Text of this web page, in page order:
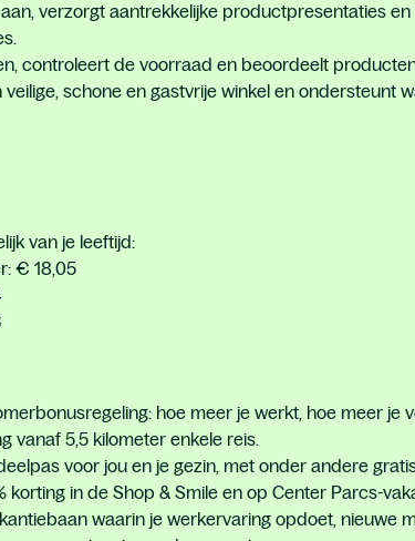
verzorgt aantrekkelijke productpresentaties
controleert de voorraad en beoordeelt
schone en gastvrije winkel en ondersteunt
van je leeftijd:
€ 18,05
hoe meer je werkt, hoe meer je
vanaf 5,5 kilometer enkele reis.
voor jou en je gezin, met onder andere
korting in de Shop & Smile en op Center Parcs-
waarin je werkervaring opdoet, nieuwe